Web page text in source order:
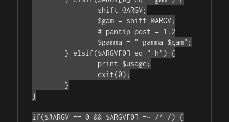
		# pantip post = 1.2
		exit(0);
}
if($#ARGV == 0 && $ARGV[0] =~ /^-/) {